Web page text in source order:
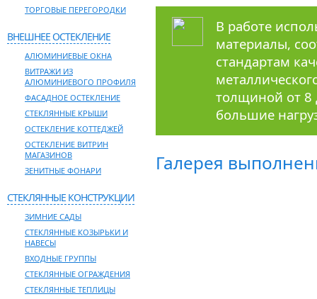
ТОРГОВЫЕ ПЕРЕГОРОДКИ
ВНЕШНЕЕ ОСТЕКЛЕНИЕ
АЛЮМИНИЕВЫЕ ОКНА
ВИТРАЖИ ИЗ
АЛЮМИНИЕВОГО ПРОФИЛЯ
ФАСАДНОЕ ОСТЕКЛЕНИЕ
СТЕКЛЯННЫЕ КРЫШИ
ОСТЕКЛЕНИЕ КОТТЕДЖЕЙ
ОСТЕКЛЕНИЕ ВИТРИН
МАГАЗИНОВ
ЗЕНИТНЫЕ ФОНАРИ
СТЕКЛЯННЫЕ КОНСТРУКЦИИ
ЗИМНИЕ САДЫ
СТЕКЛЯННЫЕ КОЗЫРЬКИ И
НАВЕСЫ
ВХОДНЫЕ ГРУППЫ
СТЕКЛЯННЫЕ ОГРАЖДЕНИЯ
СТЕКЛЯННЫЕ ТЕПЛИЦЫ
В работе
материалы,
стандартам
толщиной от 8
большие
Галерея